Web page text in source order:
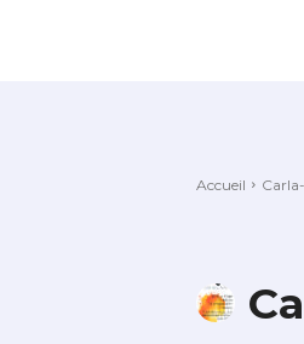
Accueil